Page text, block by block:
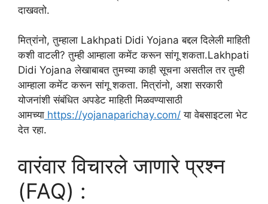
दाखवतो.
मित्रांनो, तुम्हाला Lakhpati Didi Yojana बद्दल दिलेली माहिती
कशी वाटली? तुम्ही आम्हाला कमेंट करून सांगू शकता.Lakhpati
Didi Yojana लेखाबाबत तुमच्या काही सूचना असतील तर तुम्ही
आम्हाला कमेंट करून सांगू शकता. मित्रांनो, अशा सरकारी
योजनांशी संबंधित अपडेट माहिती मिळवण्यासाठी
आमच्या https://yojanaparichay.com/ या वेबसाइटला भेट
देत रहा.
वारंवार विचारले जाणारे प्रश्न
(FAQ) :